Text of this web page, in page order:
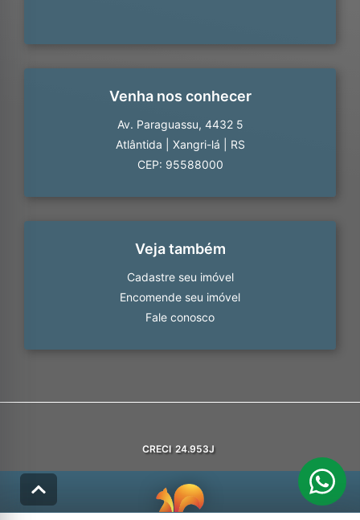
Venha nos conhecer
Av. Paraguassu, 4432 5
Atlântida
Xangri-lá
RS
CEP: 95588000
Veja também
Cadastre seu imóvel
Encomende seu imóvel
Fale conosco
CRECI 24.953J